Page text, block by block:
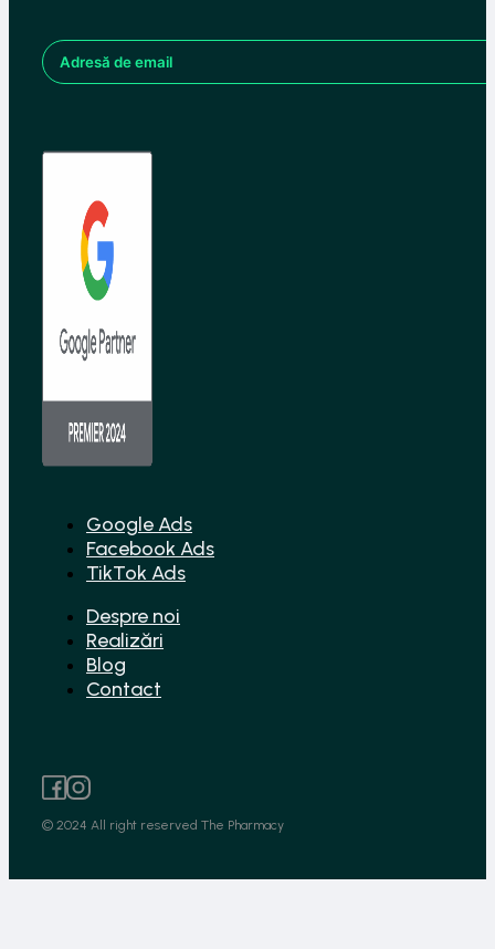
Google Ads
Facebook Ads
TikTok Ads
Despre noi
Realizări
Blog
Contact
© 2024 All right reserved The Pharmacy